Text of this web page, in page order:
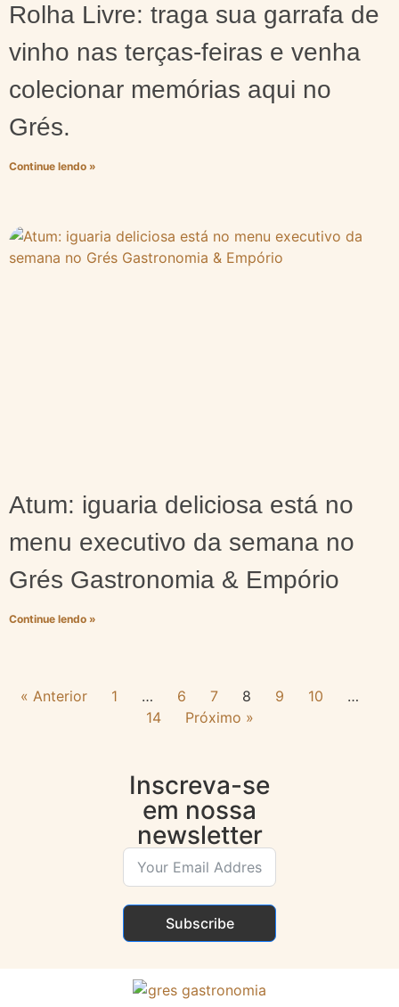
Rolha Livre: traga sua garrafa de
vinho nas terças-feiras e venha
colecionar memórias aqui no
Grés.
Continue lendo »
Atum: iguaria deliciosa está no
menu executivo da semana no
Grés Gastronomia & Empório
Continue lendo »
« Anterior 1 … 6 7 8 9 10
…
14
Próximo »
Inscreva-se
em nossa
newsletter
Subscribe